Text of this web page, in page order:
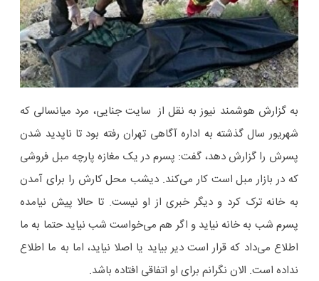
به گزارش هوشمند نیوز به نقل از سایت جنایی، مرد میانسالی که
شهریور سال گذشته به اداره آگاهی تهران رفته بود تا ناپدید شدن
پسرش را گزارش دهد، گفت: پسرم در یک مغازه پارچه مبل فروشی
که در بازار مبل است کار می‌کند. دیشب محل کارش را برای آمدن
به خانه ترک کرد و دیگر خبری از او نیست. تا حالا پیش نیامده
پسرم شب به خانه نیاید و اگر هم می‌خواست شب نیاید حتما به ما
اطلاع می‌داد که قرار است دیر بیاید یا اصلا نیاید، اما به ما اطلاع
نداده است. الان نگرانم برای او اتفاقی افتاده باشد.